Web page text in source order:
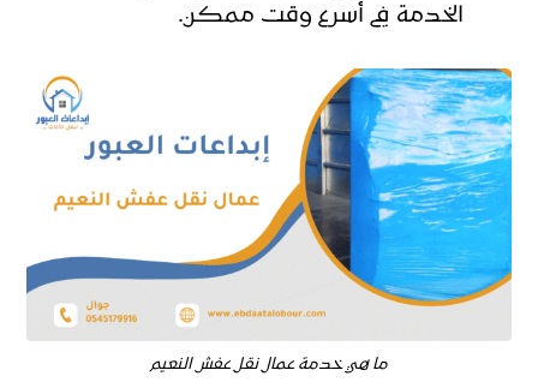
الخدمة في أسرع وقت ممكن.
ما هي خدمة عمال نقل عفش النعيم